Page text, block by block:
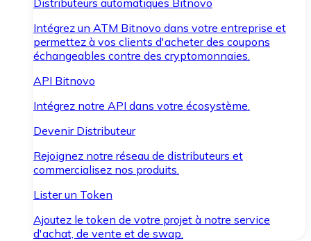
Distributeurs automatiques Bitnovo
Intégrez un ATM Bitnovo dans votre entreprise et
permettez à vos clients d'acheter des coupons
échangeables contre des cryptomonnaies.
API Bitnovo
Intégrez notre API dans votre écosystème.
Devenir Distributeur
Rejoignez notre réseau de distributeurs et
commercialisez nos produits.
Lister un Token
Ajoutez le token de votre projet à notre service
d'achat, de vente et de swap.